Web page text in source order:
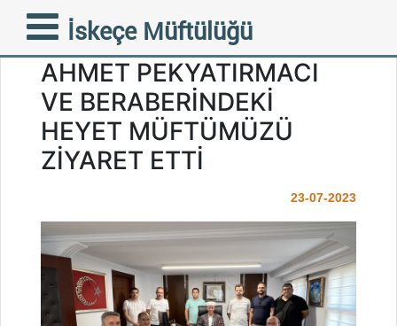
İskeçe Müftülüğü
KONYA SELÇUKLU İLÇESİ
BELEDİYE BAŞKANI
AHMET PEKYATIRMACI
VE BERABERİNDEKİ
HEYET MÜFTÜMÜZÜ
ZİYARET ETTİ
23-07-2023